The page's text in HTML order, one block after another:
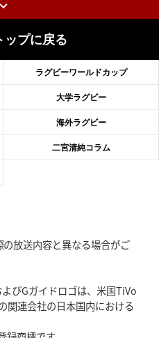
27年W杯の主審、遠のいた夢」
イブ・レニーHCの功績と財産
は力なり」骨太の教育方針
り
ップに戻る
ラグビーワールドカップ
大学ラグビー
海外ラグビー
二宮清純コラム
放送内容と異なる場合がご
びGガイドロゴは、米国TiVo
関連会社の日本国内における